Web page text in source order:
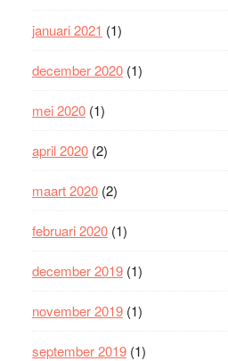
januari 2021 (1)
december 2020(1)
mei 2020(1)
april 2020(2)
maart 2020(2)
februari 2020(1)
december 2019(1)
november 2019(1)
september 2019(1)